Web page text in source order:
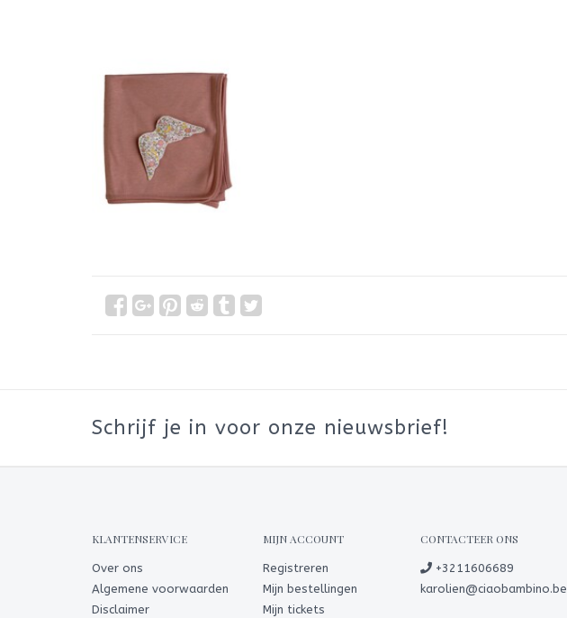
Schrijf je in voor onze nieuwsbrief!
KLANTENSERVICE
Over ons
Algemene voorwaarden
Disclaimer
MIJN ACCOUNT
Registreren
Mijn bestellingen
Mijn tickets
CONTACTEER ONS
+3211606689
karolien@ciaobambino.be